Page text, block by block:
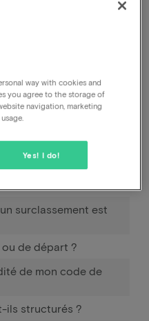
?
Pay later ?
pour emmener mon
mon adresse
surclassement est
de départ ?
de mon code de
ils structurés ?
way with cookies and
you agree to the storage of
navigation, marketing
Yes! I do!